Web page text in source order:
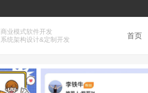
商业模式软件开发
系统架构设计&定制开发
首页